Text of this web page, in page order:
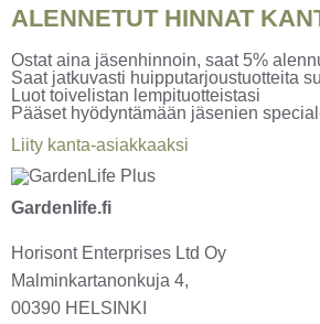
ALENNETUT HINNAT
Ostat aina jäsenhinnoin, saat 5%
Saat jatkuvasti huipputarjoustuotteita
Luot toivelistan lempituotteistasi
Pääset hyödyntämään jäsenien
Liity kanta-asiakkaaksi
Gardenlife.fi
Horisont Enterprises Ltd Oy
Malminkartanonkuja 4,
00390 HELSINKI